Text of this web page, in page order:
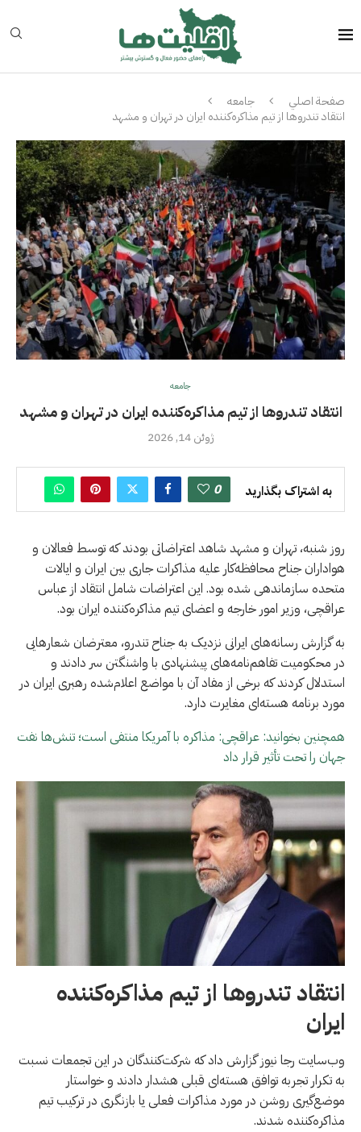
صفحة اصلي
جامعه
انتقاد تندروها از تیم مذاکره‌کننده ایران در تهران و مشهد
جامعه
انتقاد تندروها از تیم مذاکره‌کننده ایران در تهران و مشهد
ژوئن 14, 2026
به اشتراک بگذارید 0
روز شنبه، تهران و مشهد شاهد اعتراضاتی بودند که توسط فعالان و
هواداران جناح محافظه‌کار علیه مذاکرات جاری بین ایران و ایالات
متحده سازماندهی شده بود. این اعتراضات شامل انتقاد از عباس
عراقچی، وزیر امور خارجه و اعضای تیم مذاکره‌کننده ایران بود.
به گزارش رسانه‌های ایرانی نزدیک به جناح تندرو، معترضان شعارهایی
در محکومیت تفاهم‌نامه‌های پیشنهادی با واشنگتن سر دادند و
استدلال کردند که برخی از مفاد آن با مواضع اعلام‌شده رهبری ایران در
مورد برنامه هسته‌ای مغایرت دارد.
همچنین بخوانید: عراقچی: مذاکره با آمریکا منتفی است؛ تنش‌ها نفت
جهان را تحت تأثیر قرار داد
انتقاد تندروها از تیم مذاکره‌کننده
ایران
وب‌سایت رجا نیوز گزارش داد که شرکت‌کنندگان در این تجمعات نسبت
به تکرار تجربه توافق هسته‌ای قبلی هشدار دادند و خواستار
موضع‌گیری روشن در مورد مذاکرات فعلی یا بازنگری در ترکیب تیم
مذاکره‌کننده شدند.